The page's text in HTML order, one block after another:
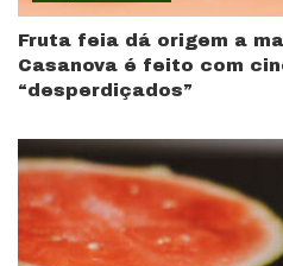
Fruta feia dá origem a
Casanova é feito com
“desperdiçados”